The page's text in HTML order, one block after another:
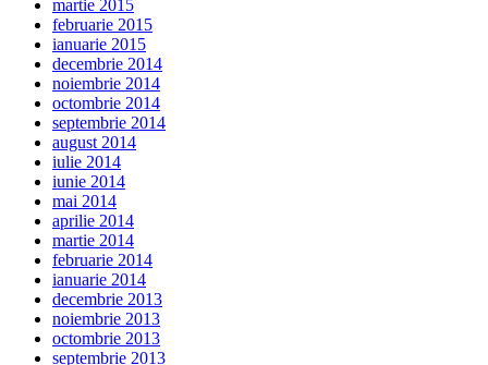
martie 2015
februarie 2015
ianuarie 2015
decembrie 2014
noiembrie 2014
octombrie 2014
septembrie 2014
august 2014
iulie 2014
iunie 2014
mai 2014
aprilie 2014
martie 2014
februarie 2014
ianuarie 2014
decembrie 2013
noiembrie 2013
octombrie 2013
septembrie 2013